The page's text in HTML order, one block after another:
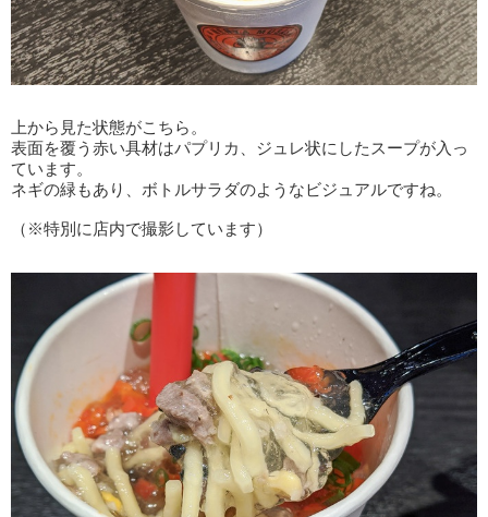
上から見た状態がこちら。
表面を覆う赤い具材はパプリカ、ジュレ状にしたスープが入っ
ています。
ネギの緑もあり、ボトルサラダのようなビジュアルですね。
（※特別に店内で撮影しています）